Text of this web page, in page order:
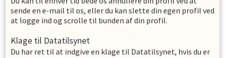
sende en e-mail til os, eller du kan slette din egen profil ved
at logge ind og scrolle til bunden af din profil.
Klage til Datatilsynet
Du har ret til at indgive en klage til Datatilsynet, hvis du er